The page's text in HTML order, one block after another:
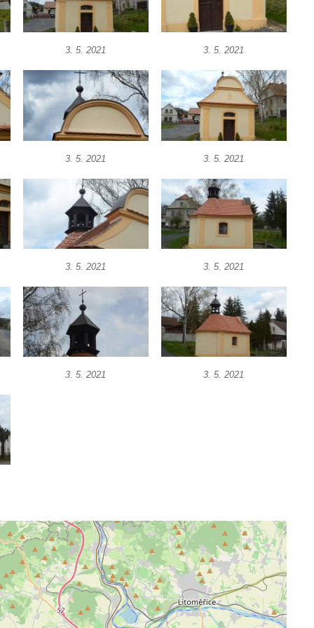
3. 5. 2021 3. 5. 2021
3. 5. 2021 3. 5. 2021
3. 5. 2021 3. 5. 2021
3. 5. 2021 3. 5. 2021